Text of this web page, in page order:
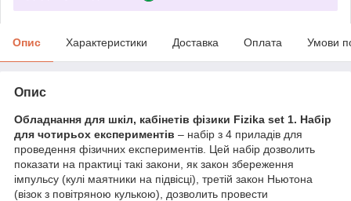
Опис Характеристики Доставка Оплата Умови
Опис
Обладнання для шкіл, кабінетів фізики Fizika set 1. Набір
для чотирьох експериментів – набір з 4 приладів для
проведення фізичних експериментів. Цей набір дозволить
показати на практиці такі закони, як закон збереження
імпульсу (кулі маятники на підвісці), третій закон Ньютона
(візок з повітряною кулькою), дозволить провести